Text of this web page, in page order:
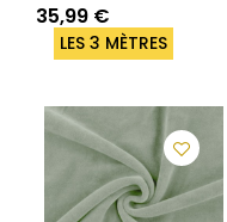
35,99 €
LES 3 MÈTRES